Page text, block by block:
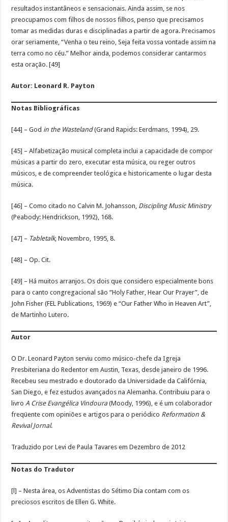
resultados instantâneos e sensacionais. Ainda assim, se nos
preocupamos com filhos de nossos filhos, penso que precisamos
tomar as medidas duras e disciplinadas a partir de agora. Precisamos
orar seriamente, “Venha o teu reino, Seja feita vossa vontade assim na
terra como no céu.” Melhor ainda, podemos considerar cantarmos
esta oração. [49]
Autor: Leonard R. Payton
Notas Bibliográficas
[44] – God in the Wasteland(Grand Rapids: Eerdmans, 1994), 29.
[45] – Alfabetização musical completa inclui a capacidade de compor
músicas a partir do zero, executar esta música, ou reger outros
músicos, e de compreender teológica e historicamente o lugar desta
música.
[46] – Como citado no Calvin M. Johansson, Discipling Music Ministry
(Peabody: Hendrickson, 1992), 168.
[47] – Tabletalk, Novembro, 1995, 8.
[48] – Op. Cit.
[49] – Há muitos arranjos. Os dois que considero especialmente bons
para o canto congregacional são “Holy Father, Hear Our Prayer”, de
John Fisher (FEL Publications, 1969) e “Our Father Who in Heaven Art”,
de Martinho Lutero.
Autor
O Dr. Leonard Payton serviu como músico-chefe da Igreja
Presbiteriana do Redentor em Austin, Texas, desde janeiro de 1996.
Recebeu seu mestrado e doutorado da Universidade da Califórnia,
San Diego, e fez estudos avançados na Alemanha. Contribuiu para o
livroA Crise Evangélica Vindoura(Moody, 1996), e é um colaborador
freqüente com opiniões e artigos para o periódico Reformation &
Revival Jornal.
Traduzido por Levi de Paula Tavares em Dezembro de 2012
Notas do Tradutor
[l] – Nesta área, os Adventistas do Sétimo Dia contam com os
preciosos escritos de Ellen G. White.